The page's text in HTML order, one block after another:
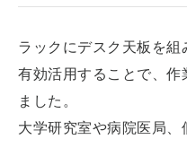
ラックにデスク天板を
有効活用することで、作
ました。
大学研究室や病院医局、